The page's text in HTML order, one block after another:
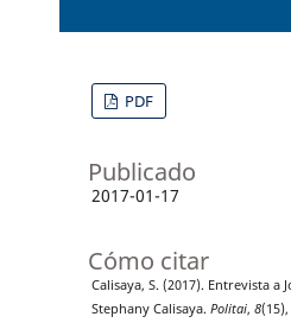
PDF
Publicado
2017-01-17
Cómo citar
Calisaya, S. (2017). Entrevista a
Stephany Calisaya. Politai, 8